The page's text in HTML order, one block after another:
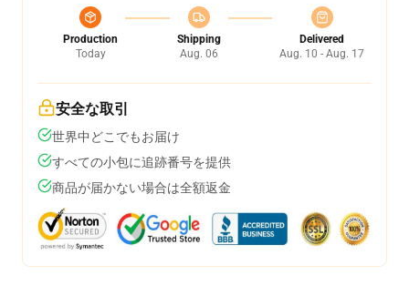
Production
Today
Shipping
Aug. 06
Delivered
Aug. 10 - Aug. 17
安全な取引
世界中どこでもお届け
すべての小包に追跡番号を提供
商品が届かない場合は全額返金